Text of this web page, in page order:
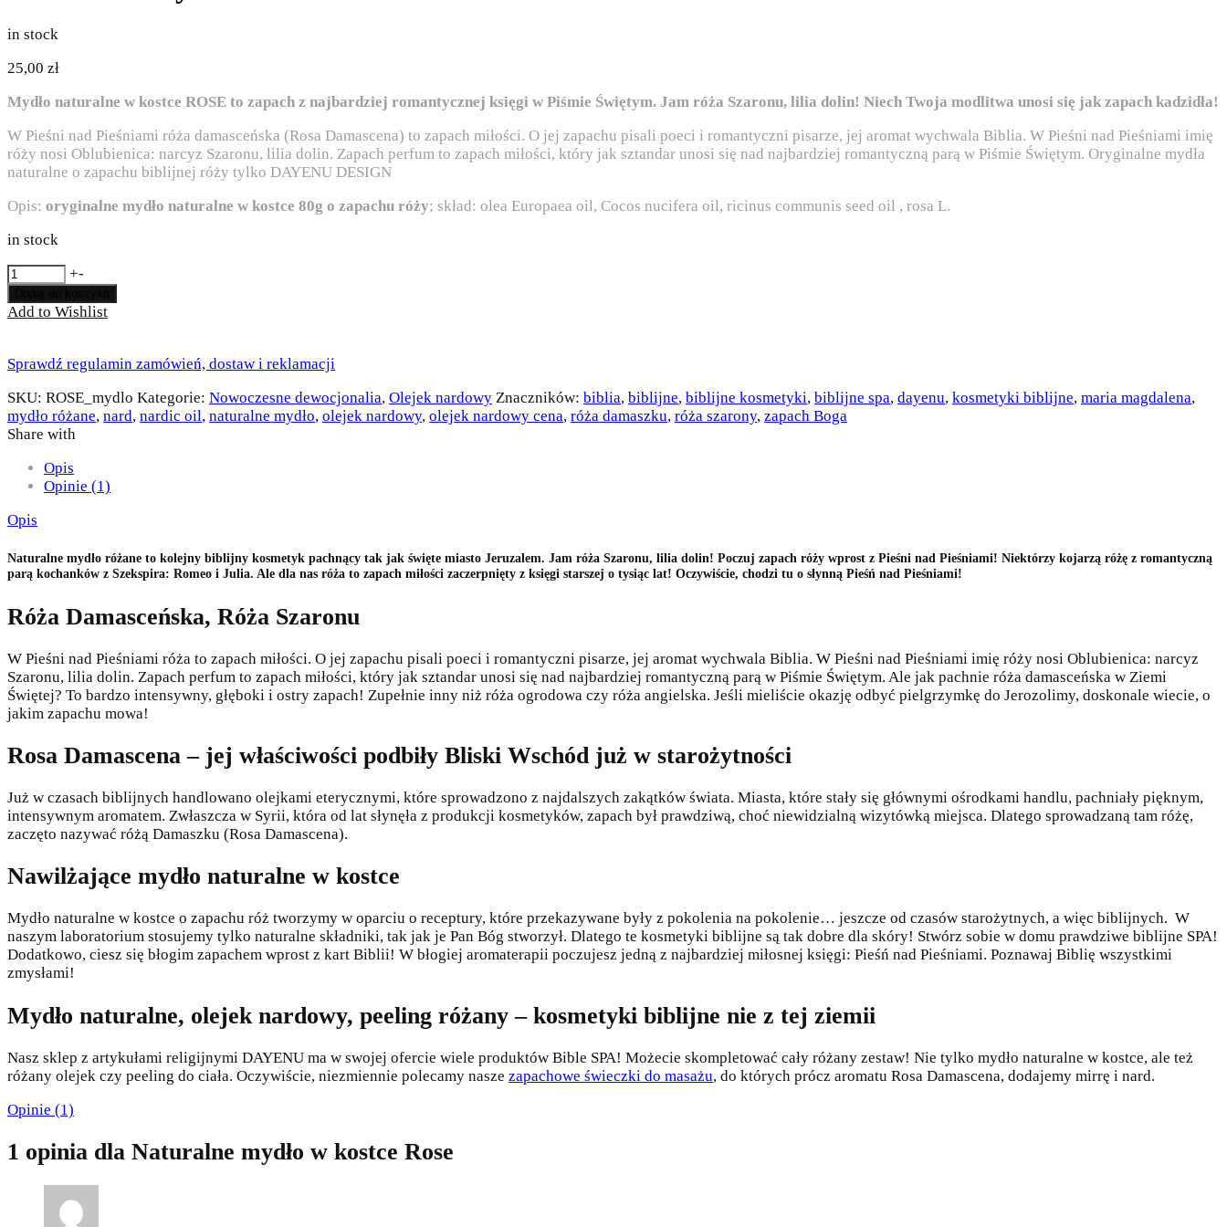
in stock
25,00 zł
Mydło naturalne w kostce ROSE to zapach z najbardziej romantycznej księgi w Piśmie Świętym. Jam róża Szaronu, lilia dolin! Niech Twoja modlitwa unosi się jak zapach kadzidła!
W Pieśni nad Pieśniami róża damasceńska (Rosa Damascena) to zapach miłości. O jej zapachu pisali poeci i romantyczni pisarze, jej aromat wychwala Biblia. W Pieśni nad Pieśniami imię
róży nosi Oblubienica: narcyz Szaronu, lilia dolin. Zapach perfum to zapach miłości, który jak sztandar unosi się nad najbardziej romantyczną parą w Piśmie Świętym. Oryginalne mydła
naturalne o zapachu biblijnej róży tylko DAYENU DESIGN
Opis: oryginalne mydło naturalne w kostce 80g o zapachu róży; skład: olea Europaea oil, Cocos nucifera oil, ricinus communis seed oil , rosa L.
in stock
ilość
Naturalne
mydło
Rose
+-
Add to Wishlist
Sprawdź regulamin zamówień, dostaw i reklamacji
SKU: ROSE_mydlo Kategorie: Nowoczesne dewocjonalia, Olejek nardowy Znaczników: biblia, biblijne, biblijne kosmetyki, biblijne spa, dayenu, kosmetyki biblijne, maria magdalena,
mydło różane, nard, nardic oil, naturalne mydło, olejek nardowy, olejek nardowy cena, róża damaszku, róża szarony, zapach Boga
Share with
Opis
Opinie (1)
Opis
Naturalne mydło różane to kolejny biblijny kosmetyk pachnący tak jak święte miasto Jeruzalem. Jam róża Szaronu, lilia dolin! Poczuj zapach róży wprost z Pieśni nad Pieśniami! Niektórzy kojarzą różę z romantyczną
parą kochanków z Szekspira: Romeo i Julia. Ale dla nas róża to zapach miłości zaczerpnięty z księgi starszej o tysiąc lat! Oczywiście, chodzi tu o słynną Pieśń nad Pieśniami!
Róża Damasceńska, Róża Szaronu
W Pieśni nad Pieśniami róża to zapach miłości. O jej zapachu pisali poeci i romantyczni pisarze, jej aromat wychwala Biblia. W Pieśni nad Pieśniami imię róży nosi Oblubienica: narcyz
Szaronu, lilia dolin. Zapach perfum to zapach miłości, który jak sztandar unosi się nad najbardziej romantyczną parą w Piśmie Świętym. Ale jak pachnie róża damasceńska w Ziemi
Świętej? To bardzo intensywny, głęboki i ostry zapach! Zupełnie inny niż róża ogrodowa czy róża angielska. Jeśli mieliście okazję odbyć pielgrzymkę do Jerozolimy, doskonale wiecie, o
jakim zapachu mowa!
Rosa Damascena – jej właściwości podbiły Bliski Wschód już w starożytności
Już w czasach biblijnych handlowano olejkami eterycznymi, które sprowadzono z najdalszych zakątków świata. Miasta, które stały się głównymi ośrodkami handlu, pachniały pięknym,
intensywnym aromatem. Zwłaszcza w Syrii, która od lat słynęła z produkcji kosmetyków, zapach był prawdziwą, choć niewidzialną wizytówką miejsca. Dlatego sprowadzaną tam różę,
zaczęto nazywać różą Damaszku (Rosa Damascena).
Nawilżające mydło naturalne w kostce
Mydło naturalne w kostce o zapachu róż tworzymy w oparciu o receptury, które przekazywane były z pokolenia na pokolenie… jeszcze od czasów starożytnych, a więc biblijnych. W
naszym laboratorium stosujemy tylko naturalne składniki, tak jak je Pan Bóg stworzył. Dlatego te kosmetyki biblijne są tak dobre dla skóry! Stwórz sobie w domu prawdziwe biblijne SPA!
Dodatkowo, ciesz się błogim zapachem wprost z kart Biblii! W błogiej aromaterapii poczujesz jedną z najbardziej miłosnej księgi: Pieśń nad Pieśniami. Poznawaj Biblię wszystkimi
zmysłami!
Mydło naturalne, olejek nardowy, peeling różany – kosmetyki biblijne nie z tej ziemii
Nasz sklep z artykułami religijnymi DAYENU ma w swojej ofercie wiele produktów Bible SPA! Możecie skompletować cały różany zestaw! Nie tylko mydło naturalne w kostce, ale też
różany olejek czy peeling do ciała. Oczywiście, niezmiennie polecamy nasze zapachowe świeczki do masażu, do których prócz aromatu Rosa Damascena, dodajemy mirrę i nard.
Opinie (1)
1 opinia dla Naturalne mydło w kostce Rose